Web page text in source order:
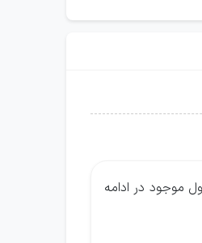
موجود در ادامه